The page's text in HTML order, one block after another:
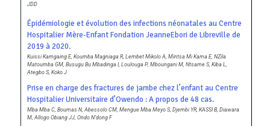
JDD
Épidémiologie et évolution des infections néonatales au Centre
Hospitalier Mère-Enfant Fondation JeanneEbori de Libreville de
2019 à 2020.
Kuissi Kamgaing E, Koumba Magniaga R, Lembet Mikolo A, Mintsa Mi Kama E, NZila
Matoumba GM, Busugu Bu Mbadinga I, Loulouga P, Mboungani M, Ntsame S, Kiba L,
Ategbo S, Koko J
Prise en charge des fractures de jambe chez l’enfant au Centre
Hospitalier Universitaire d’Owendo : A propos de 48 cas.
Mba Mba C, Boumas N, Abessolo CM, Mengue Mba Meyo S, Djembi YR, KASSI B, Diawara
M, Allogo Obiang JJ, Ondo N’dong F